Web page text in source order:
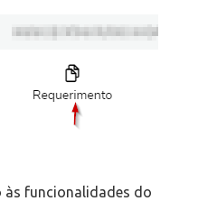
às funcionalidades do